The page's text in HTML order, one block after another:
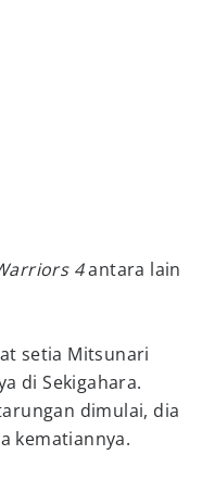
4antara lain
setia Mitsunari
di Sekigahara.
dimulai, dia
kematiannya.